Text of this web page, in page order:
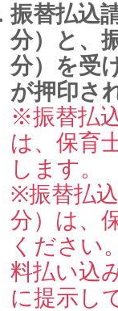
振替払込
分）と、
分）を受
が押印さ
※振替払
は、保育
します。
※振替払
分）は、
ください
料払い込
に提示し